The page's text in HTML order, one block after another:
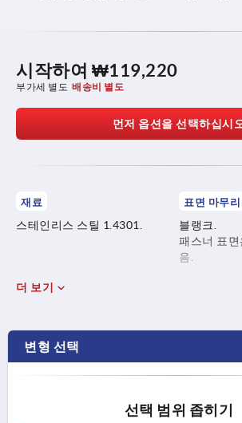
시작하여 ₩119,220
부가세 별도 배송비 별도
먼저 옵션을 선택하십시
재료
스테인리스 스틸 1.4301.
표면 마무리
블랭크.
패스너 표면
음.
더 보기
변형 선택
선택 범위 좁히기